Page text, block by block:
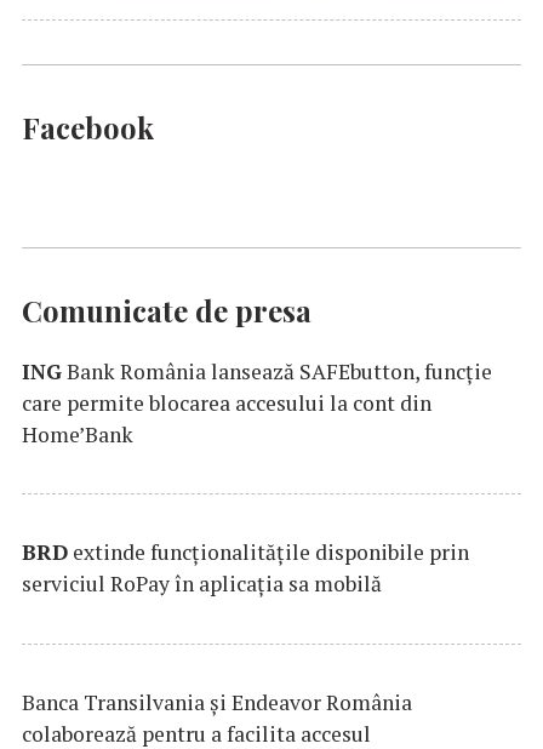
Facebook
Comunicate de presa
INGBank România lansează SAFEbutton, funcţie
care permite blocarea accesului la cont din
Home’Bank
BRD extinde funcţionalităţile disponibile prin
serviciul RoPay în aplicaţia sa mobilă
Banca Transilvania şi Endeavor România
colaborează pentru a facilita accesul